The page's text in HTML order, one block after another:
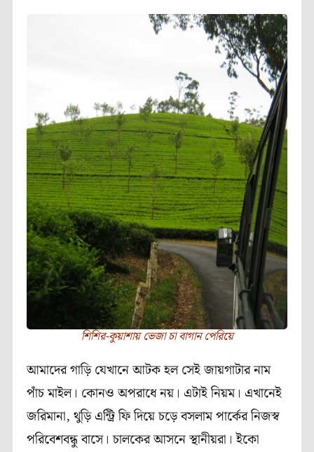
শিশির-কুয়াশায় ভেজা চা বাগান পেরিয়ে
আমাদের গাড়ি যেখানে আটক হল সেই জায়গাটার নাম
পাঁচ মাইল। কোনও অপরাধে নয়। এটাই নিয়ম। এখানেই
জরিমানা, থুড়ি এন্ট্রি ফি দিয়ে চড়ে বসলাম পার্কের নিজস্ব
পরিবেশবন্ধু বাসে। চালকের আসনে স্থানীয়রা। ইকো